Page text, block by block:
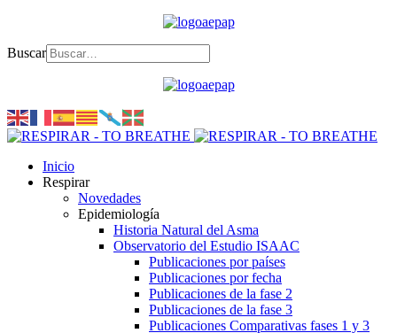
Buscar
Inicio
Respirar
Novedades
Epidemiología
Historia Natural del Asma
Observatorio del Estudio ISAAC
Publicaciones por países
Publicaciones por fecha
Publicaciones de la fase 2
Publicaciones de la fase 3
Publicaciones Comparativas fases 1 y 3